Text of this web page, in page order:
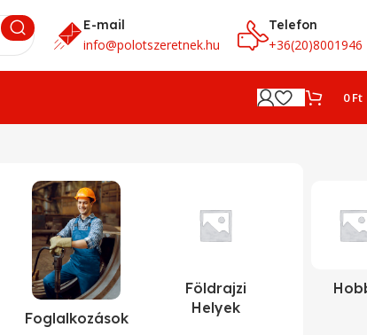
E-mail
info@polotszeretnek.hu
Telefon
+36(20)8001946
0Ft
Foglalkozások
Földrajzi
Helyek